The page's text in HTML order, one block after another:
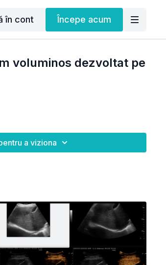
în cont Începe acum
voluminos dezvoltat pe
a viziona